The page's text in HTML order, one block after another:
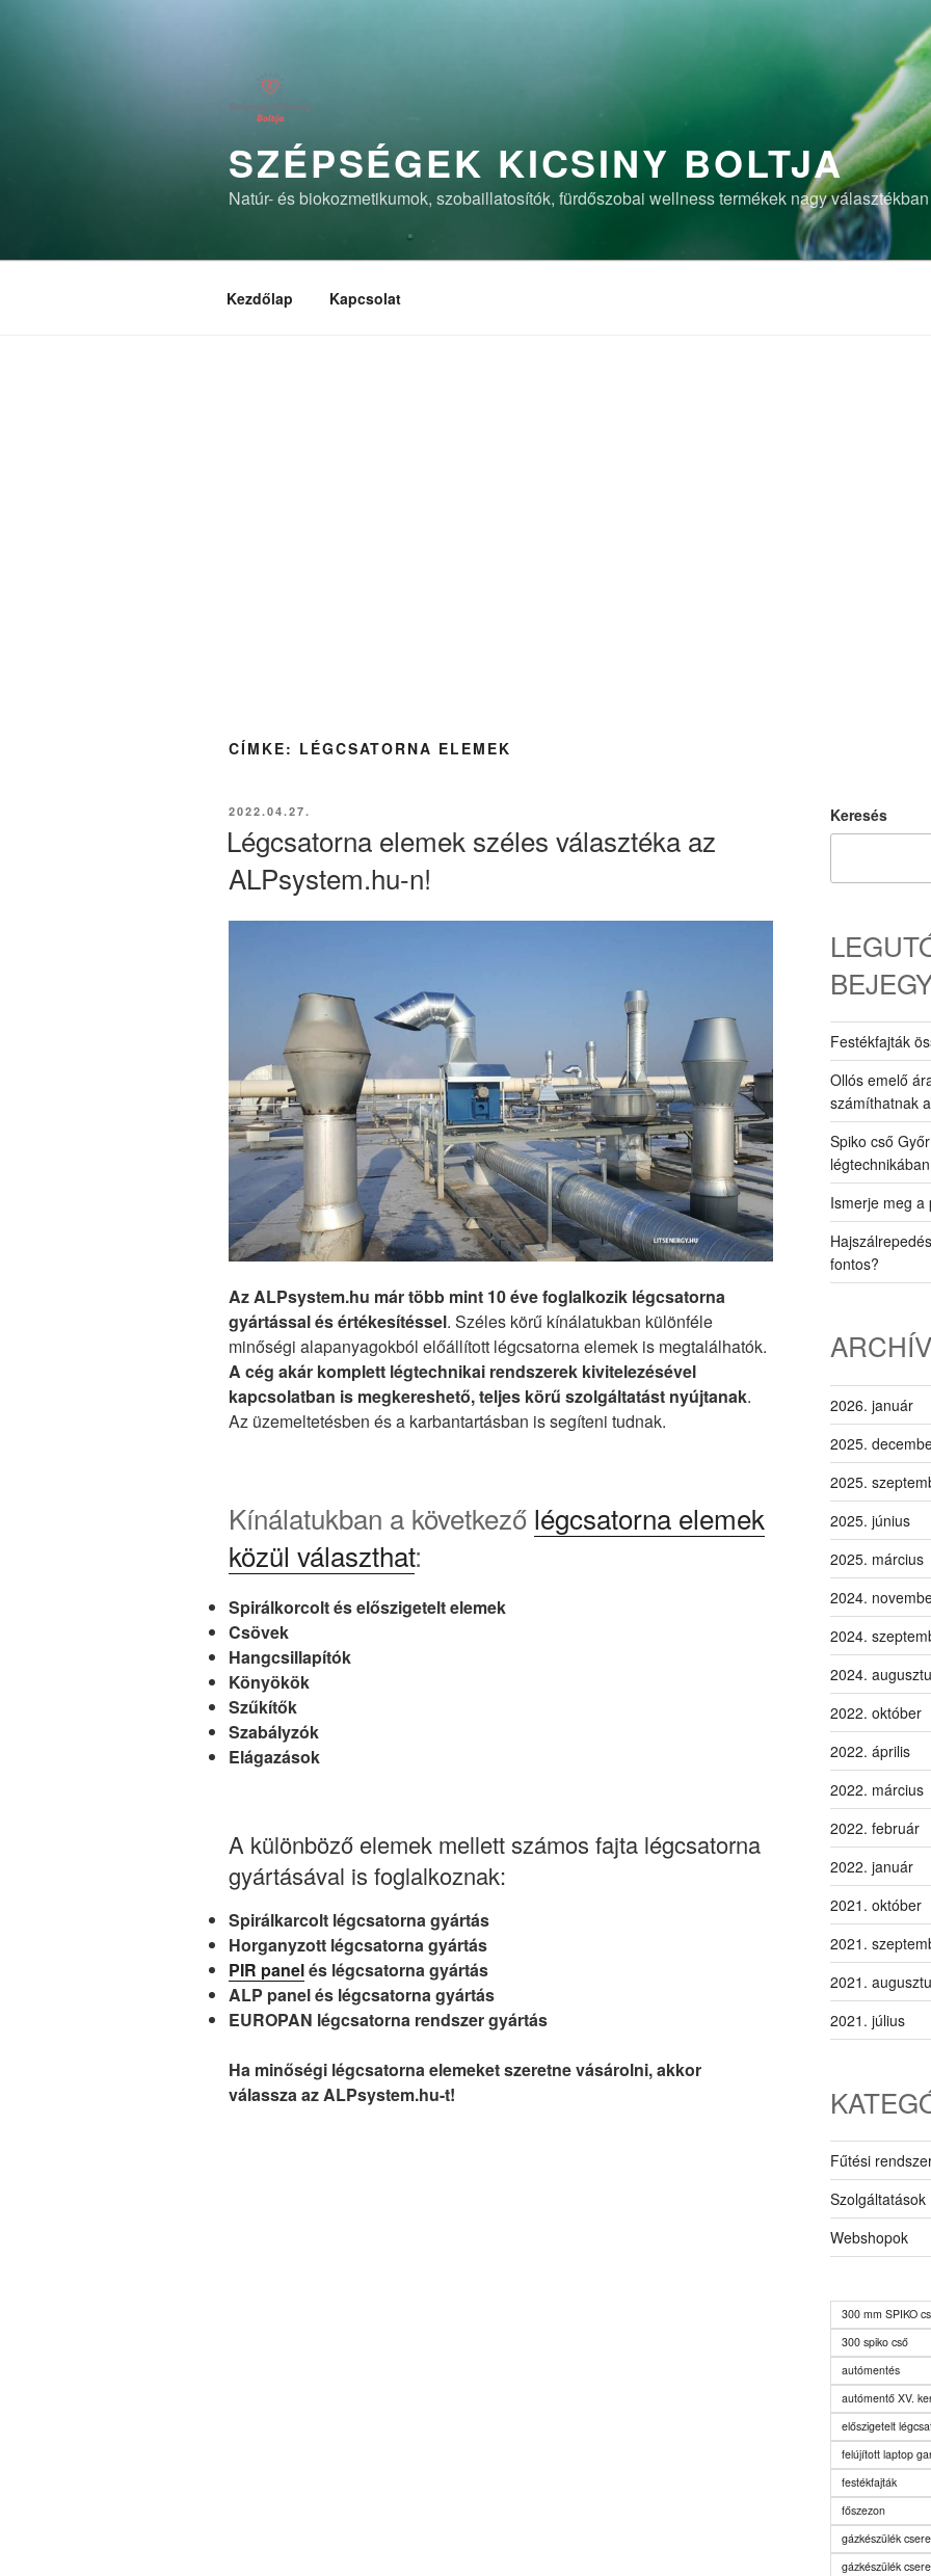
SZÉPSÉGEK KICSINY BOLTJA
Natúr- és biokozmetikumok, szobaillatosítók, fürdőszobai wellness termékek nagy
Kezdőlap Kapcsolat
CÍMKE: LÉGCSATORNA ELEMEK
BEKÜLDVE:
2022.04.27.
Légcsatorna elemek széles választéka az
ALPsystem.hu-n!
Az ALPsystem.hu már több mint 10 éve foglalkozik légcsatorna
gyártással és értékesítéssel. Széles körű kínálatukban különféle
minőségi alapanyagokból előállított légcsatorna elemek is megtalálhatók.
A cég akár komplett légtechnikai rendszerek kivitelezésével
kapcsolatban is megkereshető, teljes körű szolgáltatást nyújtanak.
Az üzemeltetésben és a karbantartásban is segíteni tudnak.
Kínálatukban a következő légcsatorna elemek
közül választhat:
Spirálkorcolt és előszigetelt elemek
Csövek
Hangcsillapítók
Könyökök
Szűkítők
Szabályzók
Elágazások
A különböző elemek mellett számos fajta légcsatorna
gyártásával is foglalkoznak:
Spirálkarcolt légcsatorna gyártás
Horganyzott légcsatorna gyártás
PIR panelés légcsatorna gyártás
ALP panel és légcsatorna gyártás
EUROPAN légcsatorna rendszer gyártás
Ha minőségi légcsatorna elemeket szeretne vásárolni, akkor
válassza az ALPsystem.hu-t!
Keresés
Festékfajták
Ollós emelő
számíthatnak
Spiko cső
légtechnikában
Ismerje meg a
fontos?
2026. január
2025.
2025.
2025. június
2025. március
2024.
2024.
2024.
2022. október
2022. április
2022. március
2022. február
2022. január
2021. október
2021.
2021.
2021. július
Fűtési
Szolgáltatások
Webshopok
300 mm SPIKO
300 spiko cső
autómentés
autómentő XV.
előszigetelt
felújított laptop
festékfajták
főszezon
gázkészülék csere
gázkészülék